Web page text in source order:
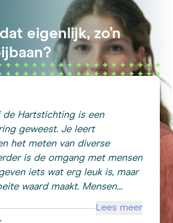
eigenlijk, zo’n
de Hartstichting is een
geweest. Je leert
het meten van diverse
is de omgang met mensen
iets wat erg leuk is, maar
waard maakt. Mensen
maakt het voor mij erg
Lees meer